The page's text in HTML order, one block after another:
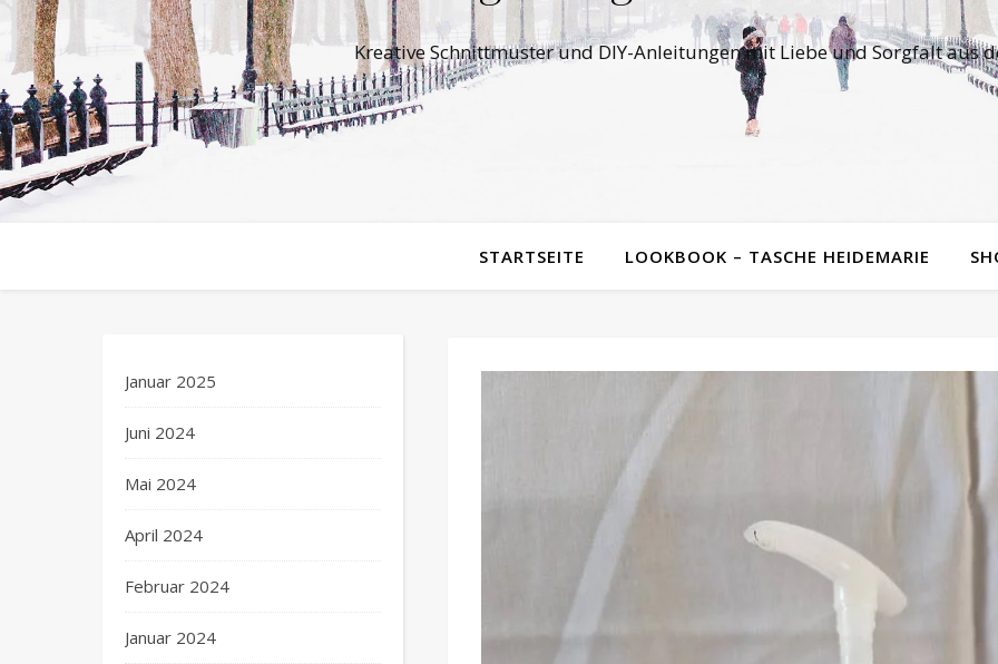
Kreative Schnittmuster und DIY-Anleitungen mit Liebe und Sorgfalt aus
STARTSEITE LOOKBOOK – TASCHE HEIDEMARIE
Januar 2025
Juni 2024
Mai 2024
April 2024
Februar 2024
Januar 2024